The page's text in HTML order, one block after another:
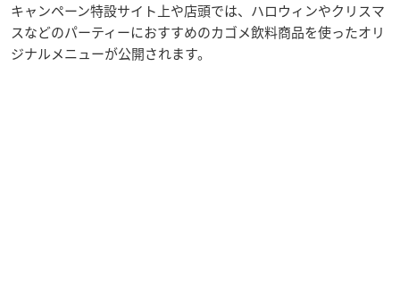
キャンペーン特設サイト上や店頭では、ハロウィンやクリスマ
スなどのパーティーにおすすめのカゴメ飲料商品を使ったオリ
ジナルメニューが公開されます。